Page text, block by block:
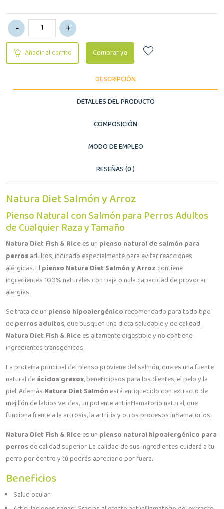
Añadir al carrito Comprar ya
DESCRIPCIÓN
DETALLES DEL PRODUCTO
COMPOSICIÓN
MODO DE EMPLEO
RESEÑAS (0 )
Natura Diet Salmón y Arroz
Pienso Natural con Salmón para Perros Adultos
de Cualquier Raza y Tamaño
Natura Diet Fish & Ricees un pienso natural de salmón para
perrosadultos, indicado especialmente para evitar reacciones
alérgicas. El pienso Natura Diet Salmón y Arroz contiene
ingredientes 100% naturales con baja o nula capacidad de provocar
alergias.
Se trata de un pienso hipoalergénicorecomendado para todo tipo
deperros adultos, que busquen una dieta saludable y de calidad.
Natura Diet Fish & Ricees altamente digestible y no contiene
ingredientes transgénicos.
La proteína principal del pienso proviene del salmón, que es una fuente
natural deácidos grasos, beneficiosos para los dientes, el pelo y la
piel. Además Natura Diet Salmónestá enriquecido con extracto de
mejillón de labios verdes, un potente antiinflamatorio natural, que
funciona frente a la artrosis, la artritis y otros procesos inflamatorios.
Natura Diet Fish & Ricees un pienso natural hipoalergénico para
perrosde calidad superior. La calidad de sus ingredientes cuidará a tu
perro por dentro y tú podrás apreciarlo por fuera.
Beneficios
Salud ocular